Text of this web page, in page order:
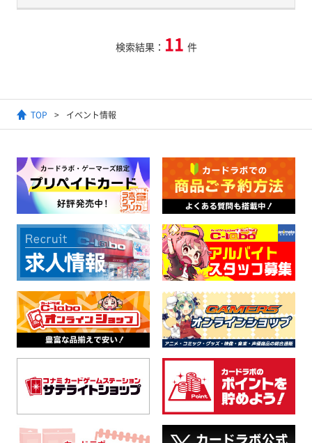
検索結果： 11 件
TOP イベント情報